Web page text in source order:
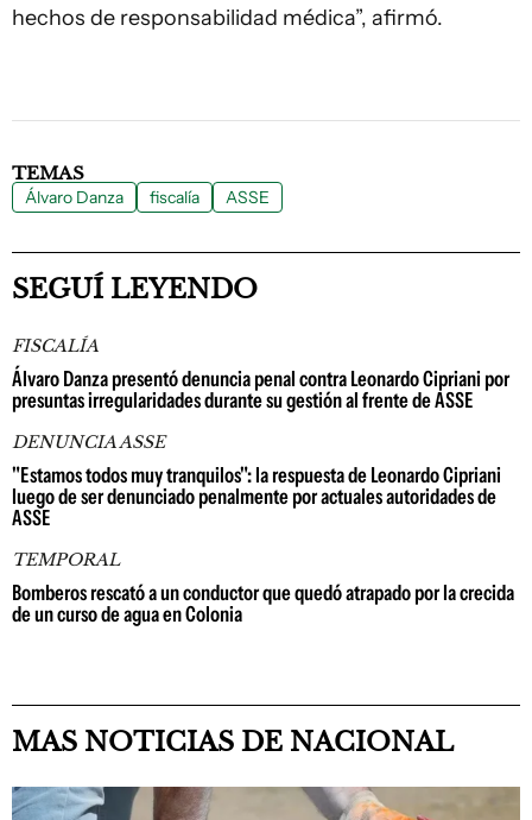
hechos de responsabilidad médica”, afirmó.
TEMAS
Álvaro Danza fiscalía ASSE
SEGUÍ LEYENDO
FISCALÍA
Álvaro Danza presentó denuncia penal contra Leonardo Cipriani por
presuntas irregularidades durante su gestión al frente de ASSE
DENUNCIA ASSE
"Estamos todos muy tranquilos": la respuesta de Leonardo Cipriani
luego de ser denunciado penalmente por actuales autoridades de
ASSE
TEMPORAL
Bomberos rescató a un conductor que quedó atrapado por la crecida
de un curso de agua en Colonia
MAS NOTICIAS DE NACIONAL